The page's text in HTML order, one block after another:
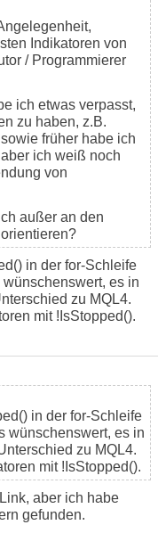
Indikatoren von
/ Programmierer
ich etwas verpasst,
zu haben, z.B.
sowie früher habe ich
ich weiß noch
von
außer an den
in der for-Schleife
es in
zu MQL4.
mit !IsStopped().
in der for-Schleife
wünschenswert, es in
zu MQL4.
mit !IsStopped().
aber ich habe
gefunden.